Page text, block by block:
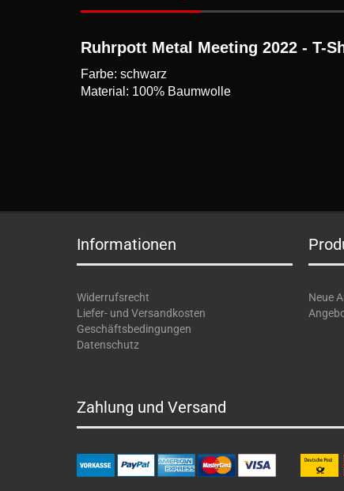
Ruhrpott Metal Meeting 2022 - T-
Farbe: schwarz
Material: 100% Baumwolle
Informationen
Widerrufsrecht
Liefer- und Versandkosten
Geschäftsbedingungen
Datenschutz
Neue
Zahlung und Versand